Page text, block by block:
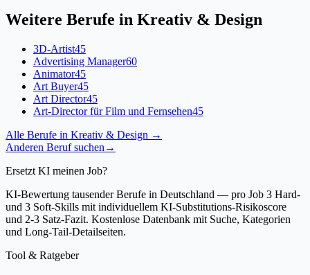
Weitere Berufe in Kreativ & Design
3D-Artist45
Advertising Manager60
Animator45
Art Buyer45
Art Director45
Art-Director für Film und Fernsehen45
Alle Berufe in Kreativ & Design →
Anderen Beruf suchen →
Ersetzt KI meinen Job?
KI-Bewertung tausender Berufe in Deutschland — pro Job 3 Hard-
und 3 Soft-Skills mit individuellem KI-Substitutions-Risikoscore
und 2-3 Satz-Fazit. Kostenlose Datenbank mit Suche, Kategorien
und Long-Tail-Detailseiten.
Tool & Ratgeber